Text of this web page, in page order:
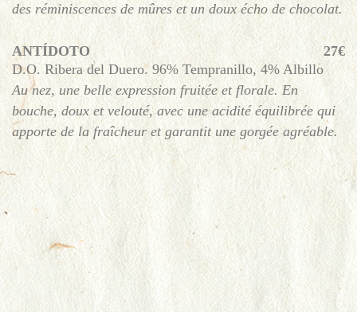
des réminiscences de mûres et un doux écho de chocolat.
ANTÍDOTO
27€
D.O. Ribera del Duero. 96% Tempranillo, 4% Albillo
Au nez, une belle expression fruitée et florale. En
bouche, doux et velouté, avec une acidité équilibrée qui
apporte de la fraîcheur et garantit une gorgée agréable.